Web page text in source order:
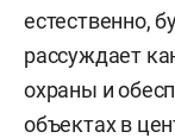
естественно,
рассуждает
охраны и
объектах в